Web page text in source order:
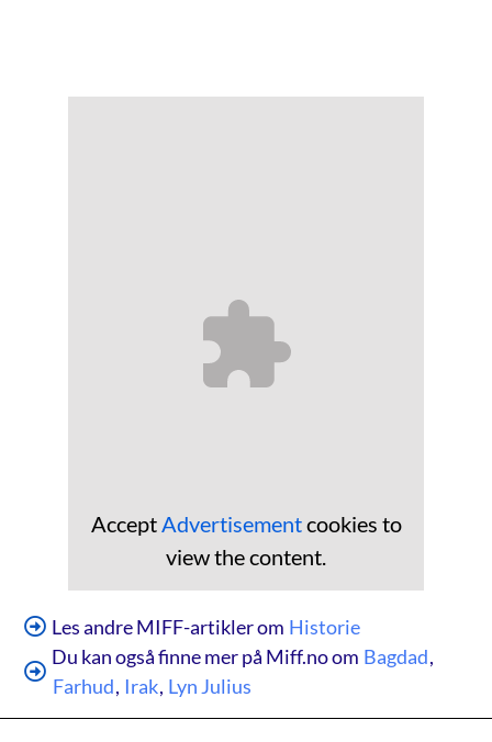
Accept Advertisementcookies to
view the content.
Les andre MIFF-artikler om Historie
Du kan også finne mer på Miff.no om Bagdad,
Farhud, Irak, Lyn Julius